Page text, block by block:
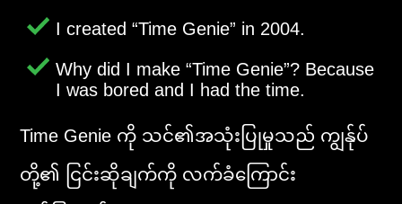
I created Time Genie in 2004.
Why did I make Time Genie ? Because
I was bored and I had the time.
Time Genie ကို သင်၏အသုံးပြုမှုသည် ကျွန်ုပ်
တို့၏ ငြင်းဆိုချက်ကို လက်ခံကြောင်း